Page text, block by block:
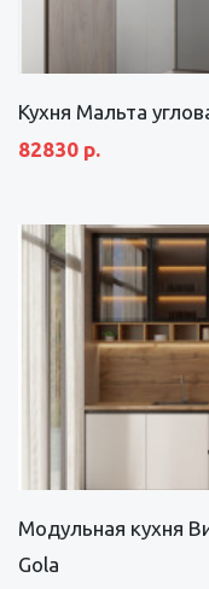
Кухня Мальта
82830 р.
Модульная кухня
Gola